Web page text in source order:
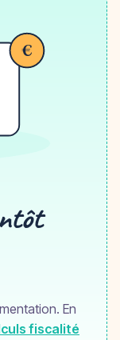
€
En
fiscalité